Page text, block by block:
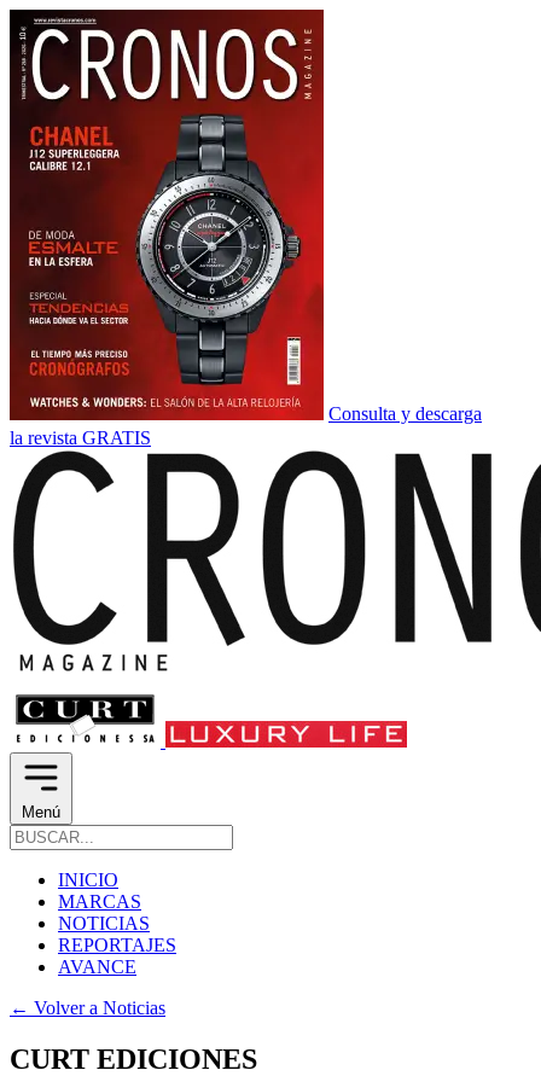
Consulta y descarga
la revista GRATIS
Menú
INICIO
MARCAS
NOTICIAS
REPORTAJES
AVANCE
← Volver a Noticias
CURT EDICIONES